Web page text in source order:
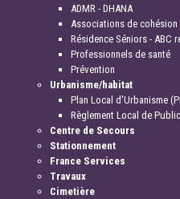
ADMR - DHANA
Associations de
Résidence Séniors - ABC
Professionnels de santé
Prévention
Urbanisme/habitat
Plan Local d'Urbanisme
Règlement Local de
Centre de Secours
Stationnement
France Services
Travaux
Cimetière